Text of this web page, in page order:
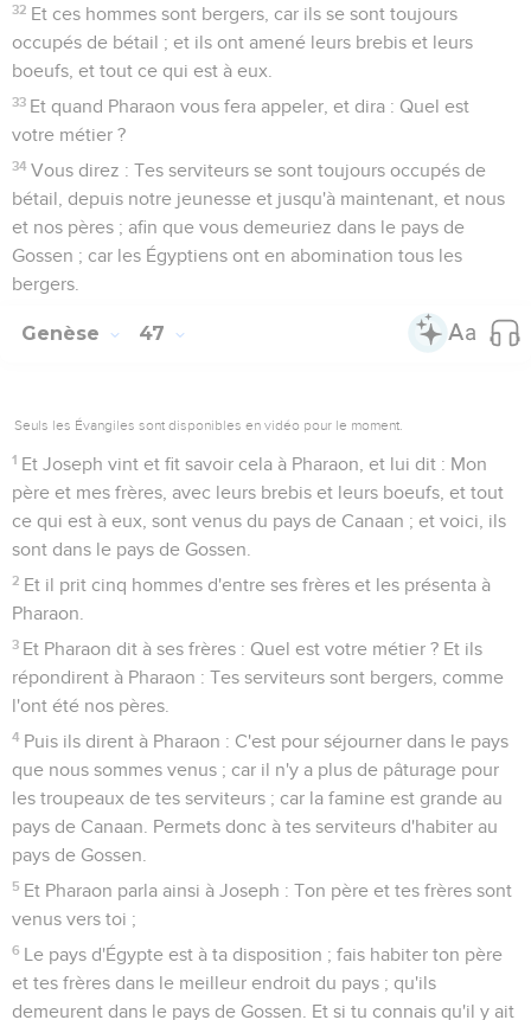
32 Et ces hommes sont bergers, car ils se sont toujours
occupés de bétail ; et ils ont amené leurs brebis et leurs
boeufs, et tout ce qui est à eux.
33 Et quand Pharaon vous fera appeler, et dira : Quel est
votre métier ?
34 Vous direz : Tes serviteurs se sont toujours occupés de
bétail, depuis notre jeunesse et jusqu'à maintenant, et nous
et nos pères ; afin que vous demeuriez dans le pays de
Gossen ; car les Égyptiens ont en abomination tous les
bergers.
Genèse 47
Seuls les Évangiles sont disponibles en vidéo pour le moment.
1 Et Joseph vint et fit savoir cela à Pharaon, et lui dit : Mon
père et mes frères, avec leurs brebis et leurs boeufs, et tout
ce qui est à eux, sont venus du pays de Canaan ; et voici, ils
sont dans le pays de Gossen.
2 Et il prit cinq hommes d'entre ses frères et les présenta à
Pharaon.
3 Et Pharaon dit à ses frères : Quel est votre métier ? Et ils
répondirent à Pharaon : Tes serviteurs sont bergers, comme
l'ont été nos pères.
4 Puis ils dirent à Pharaon : C'est pour séjourner dans le pays
que nous sommes venus ; car il n'y a plus de pâturage pour
les troupeaux de tes serviteurs ; car la famine est grande au
pays de Canaan. Permets donc à tes serviteurs d'habiter au
pays de Gossen.
5 Et Pharaon parla ainsi à Joseph : Ton père et tes frères sont
venus vers toi ;
6 Le pays d'Égypte est à ta disposition ; fais habiter ton père
et tes frères dans le meilleur endroit du pays ; qu'ils
demeurent dans le pays de Gossen. Et si tu connais qu'il y ait